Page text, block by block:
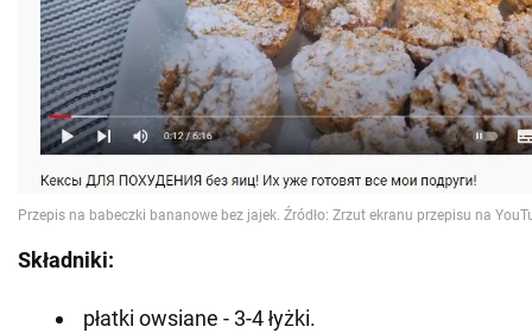
Składniki:
płatki owsiane - 3-4 łyżki.